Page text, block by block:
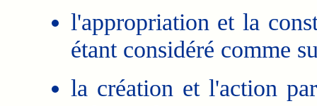
l'appropriation et la
étant considéré comme
la création et l'action